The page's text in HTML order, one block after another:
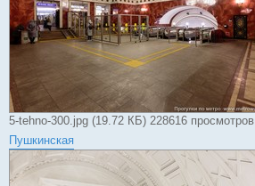
5-tehno-300.jpg (19.72 КБ) 228616 просмотров
Пушкинская